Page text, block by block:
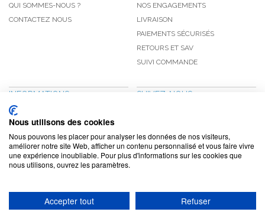
QUI SOMMES-NOUS ?
CONTACTEZ NOUS
NOS ENGAGEMENTS
LIVRAISON
PAIEMENTS SÉCURISÉS
RETOURS ET SAV
SUIVI COMMANDE
INFORMATIONS
NOUVEAUTÉS
PROMOTIONS
CGV
CONFIDENTIALITÉ
MENTIONS LÉGALES
SUIVEZ-NOUS
NOTRE BLOG
Nous utilisons des cookies
Nous pouvons les placer pour analyser les données de nos visiteurs,
améliorer notre site Web, afficher un contenu personnalisé et vous faire vivre
une expérience inoubliable. Pour plus d'informations sur les cookies que
nous utilisons, ouvrez les paramètres.
Accepter tout Refuser